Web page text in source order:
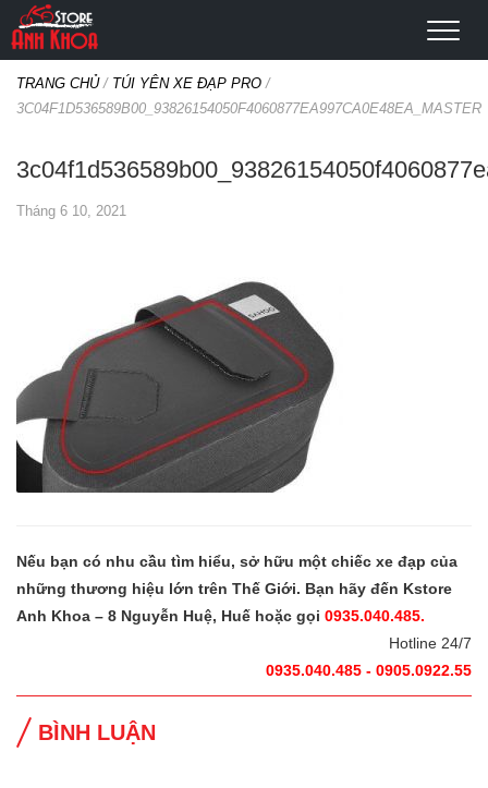
TRANG CHỦ/ TÚI YÊN XE ĐẠP PRO /
3C04F1D536589B00_93826154050F4060877EA997CA0E48EA_MASTER
Tháng 6 10, 2021
Nếu bạn có nhu cầu tìm hiểu, sở hữu một chiếc xe đạp của
những thương hiệu lớn trên Thế Giới. Bạn hãy đến Kstore
Anh Khoa – 8 Nguyễn Huệ, Huế hoặc gọi 0935.040.485.
Hotline 24/7
0935.040.485 - 0905.0922.55
BÌNH LUẬN